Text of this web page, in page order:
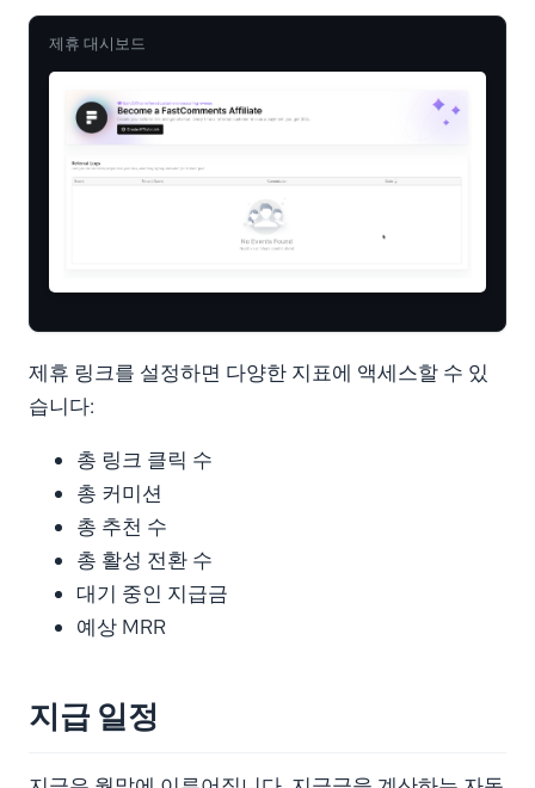
제휴 대시보드
제휴 링크를 설정하면 다양한 지표에 액세스할 수 있
습니다:
총 링크 클릭 수
총 커미션
총 추천 수
총 활성 전환 수
대기 중인 지급금
예상 MRR
지급 일정